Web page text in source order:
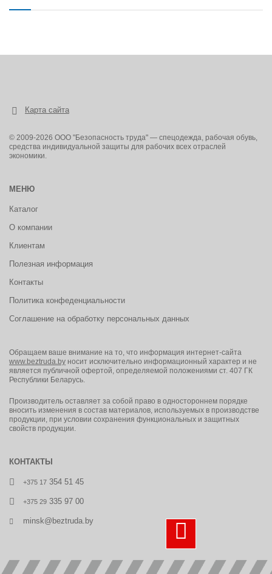
Карта сайта
© 2009-2026 ООО "Безопасность труда" — спецодежда, рабочая обувь,
средства индивидуальной защиты для рабочих всех отраслей
экономики.
МЕНЮ
Каталог
О компании
Клиентам
Полезная информация
Контакты
Политика конфеденциальности
Соглашение на обработку персональных данных
Обращаем ваше внимание на то, что информация интернет-сайта
www.beztruda.by носит исключительно информационный характер и не
является публичной офертой, определяемой положениями ст. 407 ГК
Республики Беларусь.
Производитель оставляет за собой право в одностороннем порядке
вносить изменения в состав материалов, используемых в производстве
продукции, при условии сохранения функциональных и защитных
свойств продукции.
КОНТАКТЫ
+375 17 354 51 45
+375 29 335 97 00
minsk@beztruda.by